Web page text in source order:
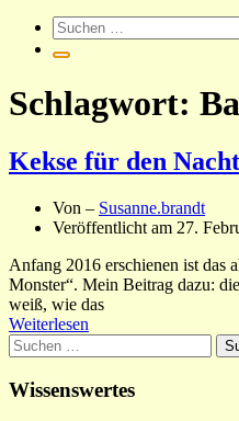
Schlagwort:
Kekse für den
Von – Susanne.brandt
Veröffentlicht am 27.
Anfang 2016 erschienen ist das
Monster“. Mein Beitrag dazu:
weiß, wie das
Weiterlesen
Suchen
nach:
Wissenswertes